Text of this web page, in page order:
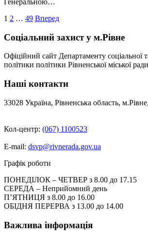
Генеральною…
Пагінація
записів
1 2 … 49 Вперед
Соціальний захист у м.Рівне
Офіційний сайт Департаменту соціальної
політики політики Рівненської міської
Наші контакти
33028 Україна, Рівненська область,
Кол-центр: (067) 1100523
E-mail: dsvp@rivnerada.gov.ua
Графік роботи
ПОНЕДІЛОК – ЧЕТВЕР з 8.00 до 17.15
СЕРЕДА – Неприйомний день
П’ЯТНИЦЯ з 8.00 до 16.00
ОБІДНЯ ПЕРЕРВА з 13.00 до 14.00
Важлива інформація